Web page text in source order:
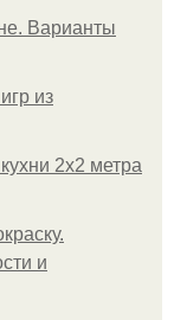
Варианты
из
2х2 метра
и